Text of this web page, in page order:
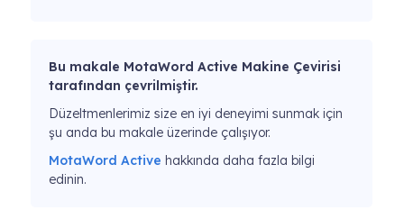
Bu makale MotaWord Active Makine Çevirisi
tarafından çevrilmiştir.
Düzeltmenlerimiz size en iyi deneyimi sunmak için
şu anda bu makale üzerinde çalışıyor.
MotaWord Active hakkında daha fazla bilgi
edinin.